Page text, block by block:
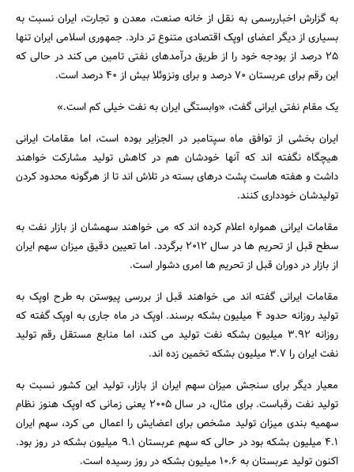
جستجو
به گزارش اخباررسمی به نقل از خانه صنعت، معدن و تجارت، ایران نسبت به
بسیاری از دیگر اعضای اوپک اقتصادی متنوع تر دارد. جمهوری اسلامی ایران تنها
25 درصد از بودجه خود را از طریق درآمدهای نفتی تامین می کند در حالی که
این رقم برای عربستان 70 درصد و برای ونزوئلا بیش از 40 درصد است.
یک مقام نفتی ایرانی گفت، «وابستگی ایران به نفت خیلی کم است.»
ایران بخشی از توافق ماه سپتامبر در الجزایر بوده است، اما مقامات ایرانی
هیچگاه نگفته اند که آنها خودشان هم در کاهش تولید مشارکت خواهند
داشت و هفته هاست پشت درهای بسته در تلاش اند تا از هرگونه محدود کردن
تولیدشان خودداری کنند.
مقامات ایرانی همواره اعلام کرده اند که می خواهند سهمشان از بازار نفت به
سطح قبل از تحریم ها در سال 2012 برگردد. اما تعیین دقیق میزان سهم ایران
از بازار در دوران قبل از تحریم ها امری دشوار است.
مقامات ایرانی گفته اند می خواهند قبل از بررسی پیوستن به طرح اوپک به
تولید روزانه حدود 4 میلیون بشکه برسند. اوپک در ماه جاری به اوپک گفته که
روزانه 3.92 میلیون بشکه نفت تولید می کند، اما منابع مستقل رقم تولید
نفت ایران را 3.7 میلیون بشکه تخمین زده اند.
معیار دیگر برای سنجش میزان سهم ایران از بازار، تولید این کشور نسبت به
تولید نفت رقباست. برای مثال، در سال 2005 یعنی زمانی که اوپک هنوز نظام
سهمیه بندی میزان تولید مشخص برای اعضایش را اعمال می کرد، سهم ایران
4.1 میلیون بشکه بود در حالی که سهم عربستان 9.1 میلیون بشکه در روز بود.
اکنون تولید عربستان به 10.6 میلیون بشکه در روز رسیده است.